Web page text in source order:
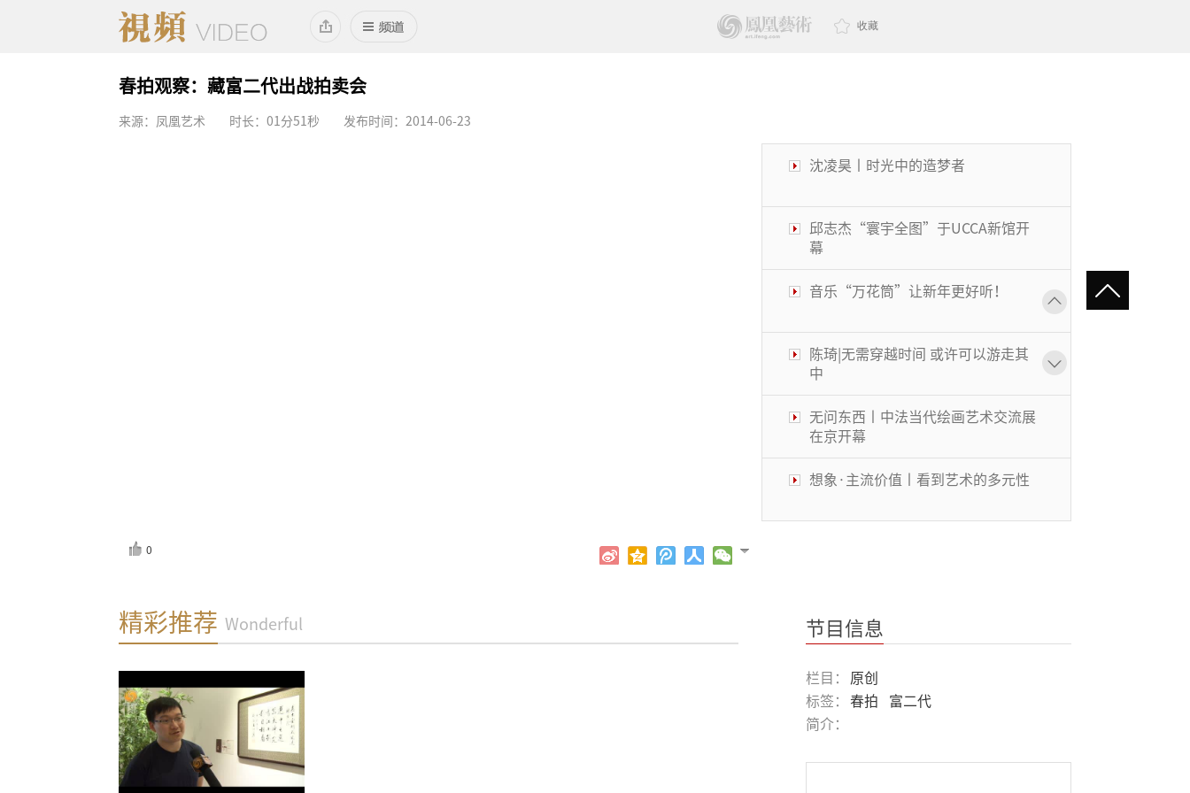
收藏
春拍观察：藏富二代出战拍卖会
来源：凤凰艺术 时长：01分51秒 发布时间：2014-06-23
沈凌昊丨时光中的造梦者
邱志杰“寰宇全图”于UCCA新馆开
幕
音乐“万花筒”让新年更好听！
陈琦|无需穿越时间 或许可以游走其
中
无问东西丨中法当代绘画艺术交流展
在京开幕
想象·主流价值丨看到艺术的多元性
代艺术的碰撞
风景画展丨穿越大洋的艺术
鉴往知来丨华人教育名家共话“大艺
0
精彩推荐 Wonderful 节目信息
栏目：
原创
标签：
春拍
富二代
简介：